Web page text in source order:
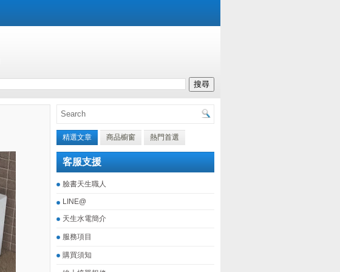
精選文章 商品櫥窗 熱門首選
客服支援
臉書天生職人
LINE@
天生水電簡介
服務項目
購買須知